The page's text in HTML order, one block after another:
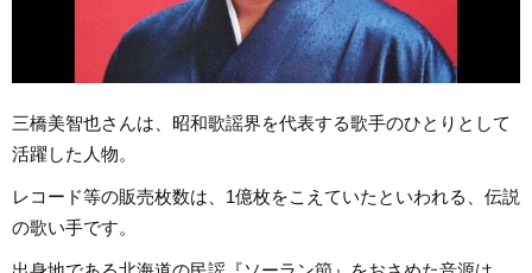
三橋美智也さんは、昭和歌謡界を代表する歌手のひとりとして
活躍した人物。
レコード等の販売枚数は、1億枚をこえていたといわれる、伝説
の歌い手です。